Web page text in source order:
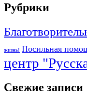
Рубрики
жизнь! Посильная
центр
Свежие записи